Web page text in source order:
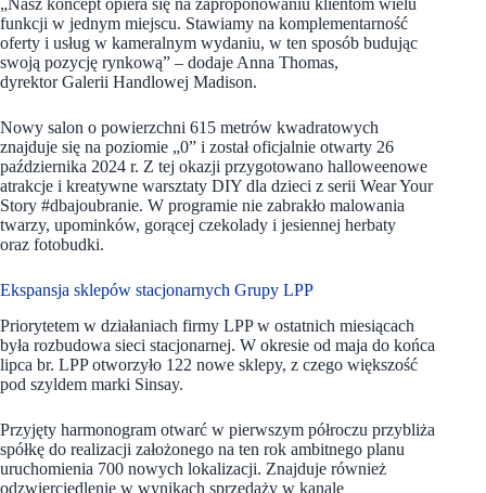
funkcji w jednym miejscu. Stawiamy na komplementarność
oferty i usług w kameralnym wydaniu, w ten sposób budując
swoją pozycję rynkową” – dodaje Anna Thomas,
dyrektor Galerii Handlowej Madison.
Nowy salon o powierzchni 615 metrów kwadratowych
znajduje się na poziomie „0” i został oficjalnie otwarty 26
października 2024 r. Z tej okazji przygotowano halloweenowe
atrakcje i kreatywne warsztaty DIY dla dzieci z serii Wear Your
Story #dbajoubranie. W programie nie zabrakło malowania
twarzy, upominków, gorącej czekolady i jesiennej herbaty
oraz fotobudki.
Ekspansja sklepów stacjonarnych Grupy LPP
Priorytetem w działaniach firmy LPP w ostatnich miesiącach
była rozbudowa sieci stacjonarnej. W okresie od maja do końca
lipca br. LPP otworzyło 122 nowe sklepy, z czego większość
pod szyldem marki Sinsay.
Przyjęty harmonogram otwarć w pierwszym półroczu przybliża
spółkę do realizacji założonego na ten rok ambitnego planu
uruchomienia 700 nowych lokalizacji. Znajduje również
odzwierciedlenie w wynikach sprzedaży w kanale